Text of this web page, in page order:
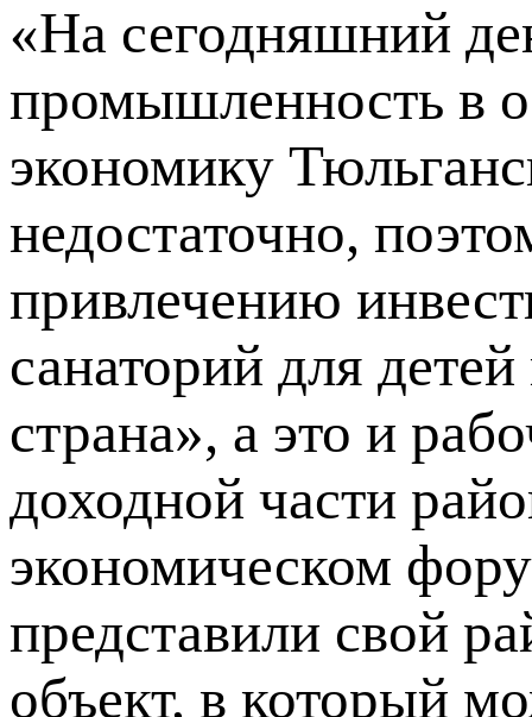
«На сегодняшний
промышленность в
экономику
недостаточно,
привлечению
санаторий для
страна», а это и
доходной части
экономическом
представили свой
объект, в который